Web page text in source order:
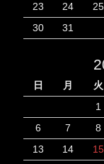
23
24 25
30
31
日 月 火
1
6
7 8
13
14 15